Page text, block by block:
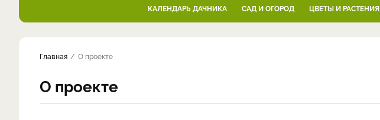
КАЛЕНДАРЬ ДАЧНИКА САД И ОГОРОД ЦВЕТЫ И РАСТЕНИЯ
Главная О проекте
О проекте